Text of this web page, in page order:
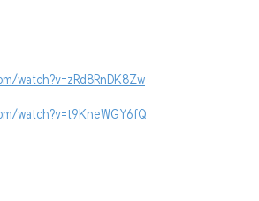
watch?v=zRd8RnDK8Zw
watch?v=t9KneWGY6fQ